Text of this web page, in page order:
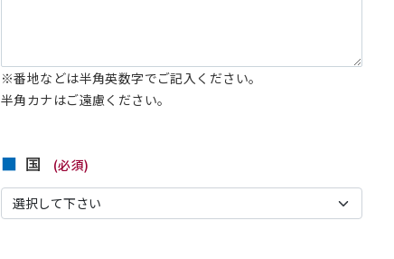
※番地などは半角英数字でご記入ください。
半角カナはご遠慮ください。
国 (必須)